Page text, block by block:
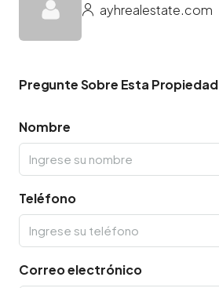
ayhrealestate.com
Pregunte Sobre Esta Propiedad
Nombre
Teléfono
Correo electrónico